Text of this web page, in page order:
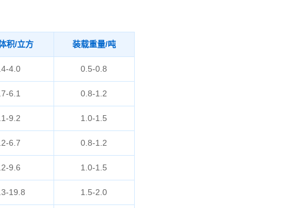
积/立方 装载重量/吨
4.0 0.5-0.8
6.1 0.8-1.2
9.2 1.0-1.5
6.7 0.8-1.2
9.6 1.0-1.5
19.8 1.5-2.0